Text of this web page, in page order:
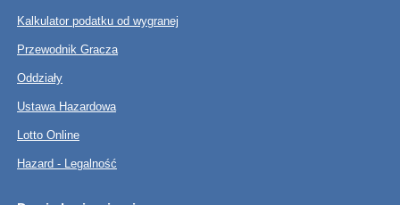
Kalkulator podatku od wygranej
Przewodnik Gracza
Oddziały
Ustawa Hazardowa
Lotto Online
Hazard - Legalność